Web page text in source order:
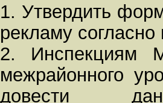
1. Утвердить
рекламу
2. Инспекциям
межрайонного
довести